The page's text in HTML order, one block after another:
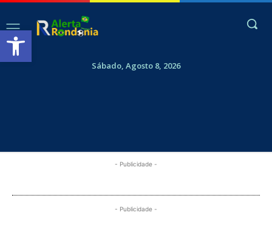
Abrir a barra de ferramentas
Sábado, Agosto 8, 2026
- Publicidade -
- Publicidade -